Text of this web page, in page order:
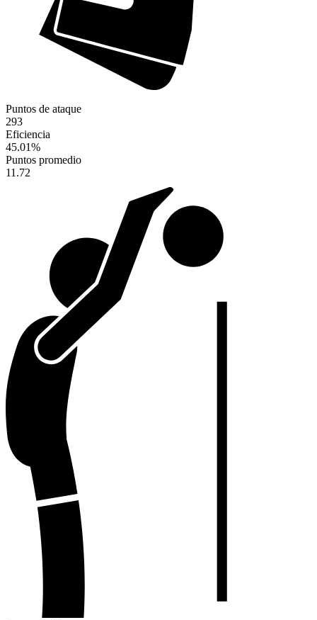
Puntos de ataque
293
Eficiencia
45.01%
Puntos promedio
11.72